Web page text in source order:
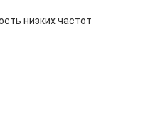
низких частот